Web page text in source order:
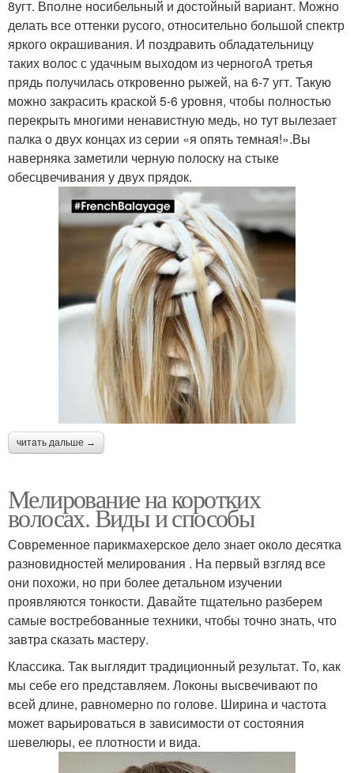
8угт. Вполне носибельный и достойный вариант. Можно
делать все оттенки русого, относительно большой спектр
яркого окрашивания. И поздравить обладательницу
таких волос с удачным выходом из черногоА третья
прядь получилась откровенно рыжей, на 6-7 угт. Такую
можно закрасить краской 5-6 уровня, чтобы полностью
перекрыть многими ненавистную медь, но тут вылезает
палка о двух концах из серии «я опять темная!».Вы
наверняка заметили черную полоску на стыке
обесцвечивания у двух прядок.
читать дальше →
Мелирование на коротких
волосах. Виды и способы
Современное парикмахерское дело знает около десятка
разновидностей мелирования . На первый взгляд все
они похожи, но при более детальном изучении
проявляются тонкости. Давайте тщательно разберем
самые востребованные техники, чтобы точно знать, что
завтра сказать мастеру.
Классика. Так выглядит традиционный результат. То, как
мы себе его представляем. Локоны высвечивают по
всей длине, равномерно по голове. Ширина и частота
может варьироваться в зависимости от состояния
шевелюры, ее плотности и вида.